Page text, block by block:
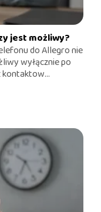
jest możliwy?
do Allegro nie
wyłącznie po